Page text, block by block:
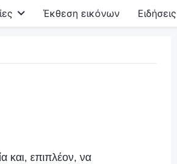
Έκθεση εικόνων Ειδήσεις
και, επιπλέον, να